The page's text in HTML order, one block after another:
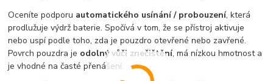
Oceníte podporu automatického usínání / probouzení, která
prodlužuje výdrž baterie. Spočívá v tom, že se přístroj aktivuje
nebo uspí podle toho, zda je pouzdro otevřené nebo zavřené.
Povrch pouzdra je odolný vůči znečištění, má nízkou hmotnost a
je vhodné na časté přenášení.